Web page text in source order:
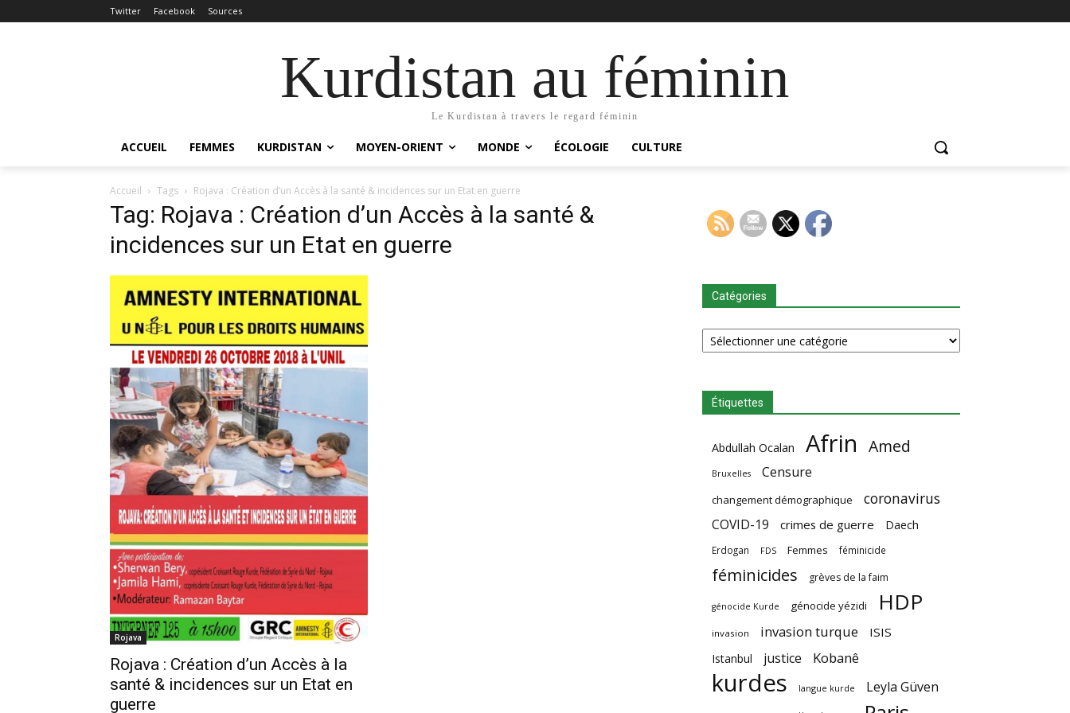
Twitter Facebook Sources
Kurdistan au féminin
Le Kurdistan à travers le regard féminin
ACCUEIL FEMMES KURDISTAN MOYEN-ORIENT MONDE ÉCOLOGIE CULTURE
Accueil Tags Rojava : Création d’un Accès à la santé & incidences sur un Etat en guerre
Tag: Rojava : Création d’un Accès à la santé &
incidences sur un Etat en guerre
Rojava
Rojava : Création d’un Accès à la
santé & incidences sur un Etat en
guerre
Catégories
Catégories
Étiquettes
Abdullah Ocalan Afrin Amed
Bruxelles Censure
changement démographique coronavirus
COVID-19 crimes de guerre Daech
Erdogan FDS Femmes féminicide
féminicides grèves de la faim
génocide Kurde génocide yézidi HDP
invasion invasion turque ISIS
Istanbul justice Kobanê
kurdes langue kurde Leyla Güven